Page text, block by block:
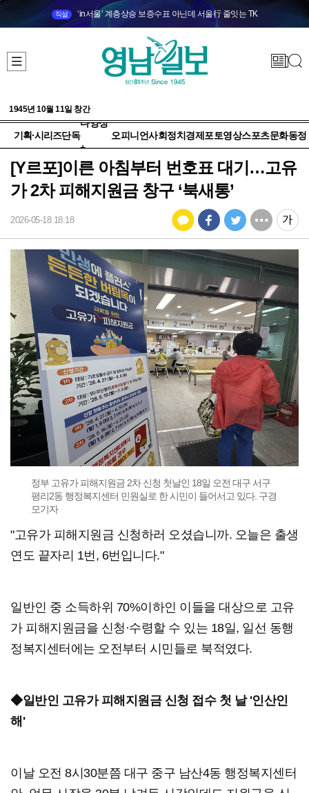
직설 ‘in서울’ 계층상승 보증수표 아닌데 서울行 줄잇는 TK
1945년 10월 11일 창간
기획·시리즈단독
다양성
+
오피니언사회정치 경제 포토영상스포츠문화동정
[Y르포]이른 아침부터 번호표 대기…고유
가 2차 피해지원금 창구 ‘북새통’
2026-05-18 18:18
정부 고유가 피해지원금 2차 신청 첫날인 18일 오전 대구 서구
평리2동 행정복지센터 민원실로 한 시민이 들어서고 있다. 구경
모기자
"고유가 피해지원금 신청하러 오셨습니까. 오늘은 출생
연도 끝자리 1번, 6번입니다."
일반인 중 소득하위 70%이하인 이들을 대상으로 고유
가 피해지원금을 신청·수령할 수 있는 18일, 일선 동행
정복지센터에는 오전부터 시민들로 북적였다.
◆일반인 고유가 피해지원금 신청 접수 첫 날 '인산인
해'
이날 오전 8시30분쯤 대구 중구 남산4동 행정복지센터